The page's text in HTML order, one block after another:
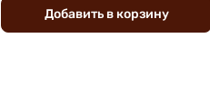
Добавить вкорзину